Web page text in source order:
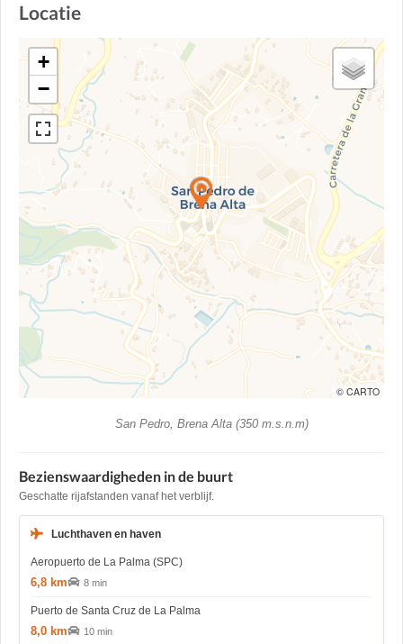
Locatie
+
−
© CARTO
San Pedro, Brena Alta (350 m.s.n.m)
Bezienswaardigheden in de buurt
Geschatte rijafstanden vanaf het verblijf.
Luchthaven en haven
Aeropuerto de La Palma (SPC)
6,8 km 8 min
Puerto de Santa Cruz de La Palma
8,0 km 10 min